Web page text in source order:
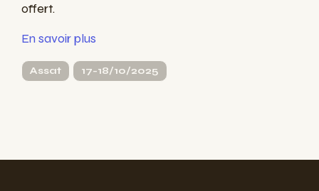
offert.
En savoir plus
Assat 17-18/10/2025